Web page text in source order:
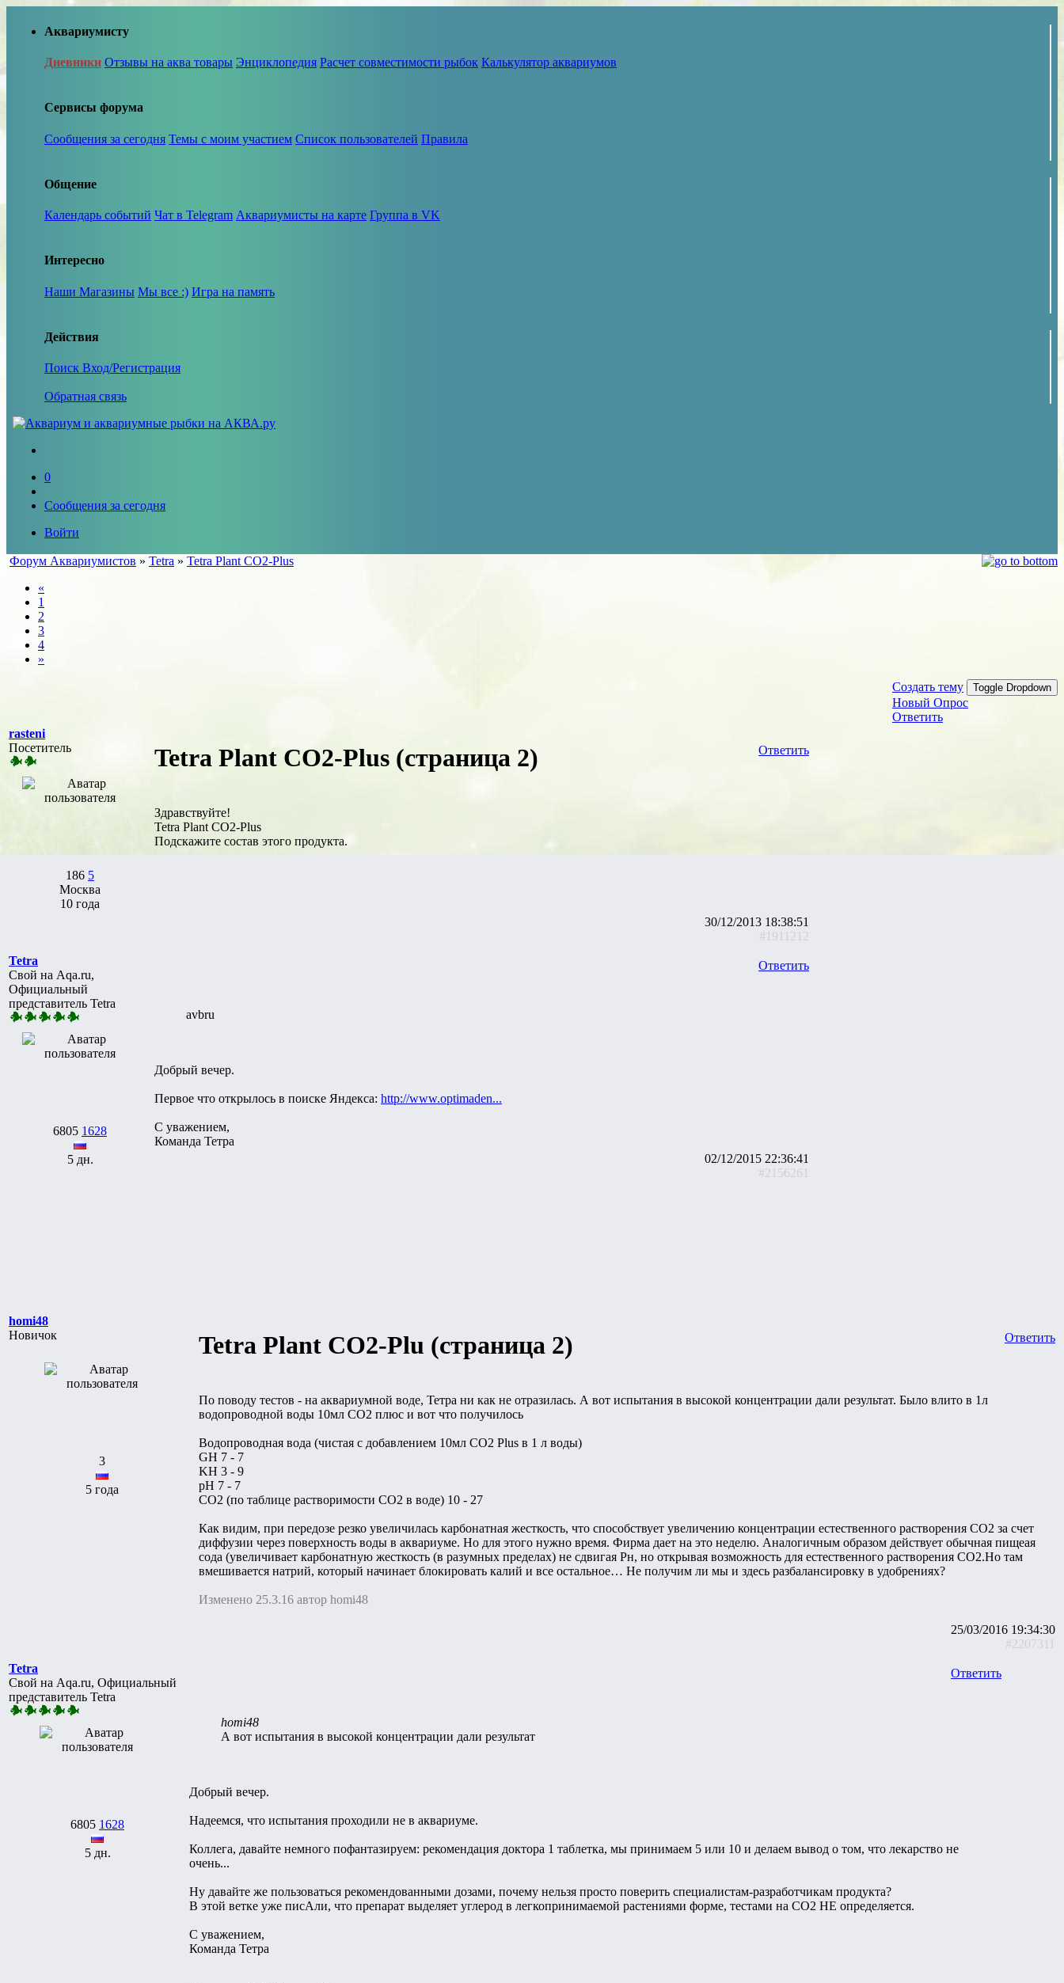
Аквариумисту
Дневники Отзывы на аква товары Энциклопедия Расчет совместимости рыбок Калькулятор аквариумов
Сервисы форума
Сообщения за сегодня Темы с моим участием Список пользователей Правила
Общение
Календарь событий Чат в Telegram Аквариумисты на карте Группа в VK
Интересно
Наши Магазины Мы все :) Игра на память
Действия
Поиск Вход/Регистрация
Обратная связь
0
Сообщения за сегодня
Войти
Форум Аквариумистов » Tetra » Tetra Plant CO2-Plus
«
1
2
3
4
»
Создать тему Toggle Dropdown
Новый Опрос
Ответить
rasteni
Посетитель
186 5
Москва
10 года
Ответить
Tetra Plant CO2-Plus (страница 2)
Здравствуйте!
Tetra Plant CO2-Plus
Подскажите состав этого продукта.
30/12/2013 18:38:51
#1911212
Tetra
Свой на Aqa.ru,
Официальный
представитель Tetra
6805 1628
5 дн.
Ответить
avbru
Добрый вечер.
Первое что открылось в поиске Яндекса: http://www.optimaden...
С уважением,
Команда Тетра
02/12/2015 22:36:41
#2156261
homi48
Новичок
3
5 года
Ответить
Tetra Plant CO2-Plu (страница 2)
По поводу тестов - на аквариумной воде, Тетра ни как не отразилась. А вот испытания в высокой концентрации дали результат. Было влито в 1л
водопроводной воды 10мл СО2 плюс и вот что получилось
Водопроводная вода (чистая с добавлением 10мл CO2 Plus в 1 л воды)
GH 7 - 7
KH 3 - 9
pH 7 - 7
СО2 (по таблице растворимости СО2 в воде) 10 - 27
Как видим, при передозе резко увеличилась карбонатная жесткость, что способствует увеличению концентрации естественного растворения СО2 за счет
диффузии через поверхность воды в аквариуме. Но для этого нужно время. Фирма дает на это неделю. Аналогичным образом действует обычная пищеая
сода (увеличивает карбонатную жесткость (в разумных пределах) не сдвигая Рн, но открывая возможность для естественного растворения СО2.Но там
вмешивается натрий, который начинает блокировать калий и все остальное… Не получим ли мы и здесь разбалансировку в удобрениях?
Изменено 25.3.16 автор homi48
25/03/2016 19:34:30
#2207311
Tetra
Свой на Aqa.ru, Официальный
представитель Tetra
6805 1628
5 дн.
Ответить
homi48
А вот испытания в высокой концентрации дали результат
Добрый вечер.
Надеемся, что испытания проходили не в аквариуме.
Коллега, давайте немного пофантазируем: рекомендация доктора 1 таблетка, мы принимаем 5 или 10 и делаем вывод о том, что лекарство не
очень...
Ну давайте же пользоваться рекомендованными дозами, почему нельзя просто поверить специалистам-разработчикам продукта?
В этой ветке уже писАли, что препарат выделяет углерод в легкопринимаемой растениями форме, тестами на СО2 НЕ определяется.
С уважением,
Команда Тетра